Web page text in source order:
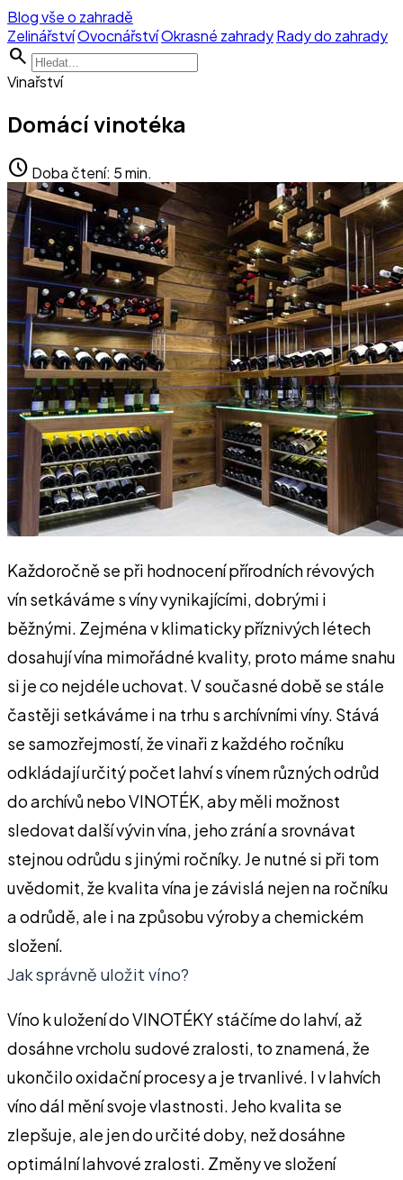
Blog vše o zahradě
ZelinářstvíOvocnářstvíOkrasné zahradyRady do zahrady
search
Vinařství
Domácí vinotéka
schedule Doba čtení: 5 min.
Každoročně se při hodnocení přírodních révových
vín setkáváme s víny vynikajícími, dobrými i
běžnými. Zejména v klimaticky příznivých létech
dosahují vína mimořádné kvality, proto máme snahu
si je co nejdéle uchovat. V současné době se stále
častěji setkáváme i na trhu s archívními víny. Stává
se samozřejmostí, že vinaři z každého ročníku
odkládají určitý počet lahví s vínem různých odrůd
do archívů nebo VINOTÉK, aby měli možnost
sledovat další vývin vína, jeho zrání a srovnávat
stejnou odrůdu s jinými ročníky. Je nutné si při tom
uvědomit, že kvalita vína je závislá nejen na ročníku
a odrůdě, ale i na způsobu výroby a chemickém
složení.
Jak správně uložit víno?
Víno k uložení do VINOTÉKY stáčíme do lahví, až
dosáhne vrcholu sudové zralosti, to znamená, že
ukončilo oxidační procesy a je trvanlivé. I v lahvích
víno dál mění svoje vlastnosti. Jeho kvalita se
zlepšuje, ale jen do určité doby, než dosáhne
optimální lahvové zralosti. Změny ve složení